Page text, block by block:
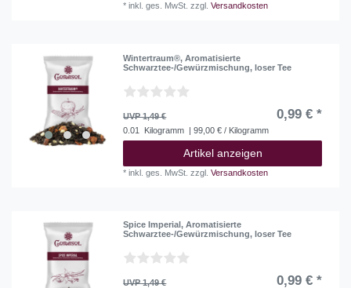
*inkl. ges. MwSt. zzgl.Versandkosten
Wintertraum®, Aromatisierte
Schwarztee-/Gewürzmischung, loser Tee
UVP 1,49 € 0,99 € *
0.01 Kilogramm | 99,00 € / Kilogramm
Artikel anzeigen
*inkl. ges. MwSt. zzgl.Versandkosten
Spice Imperial, Aromatisierte
Schwarztee-/Gewürzmischung, loser Tee
UVP 1,49 € 0,99 € *